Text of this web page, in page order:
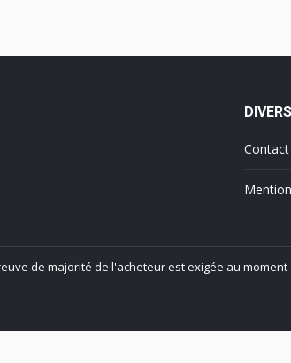
DIVERS
Contact
de majorité de l'acheteur est exigée au moment